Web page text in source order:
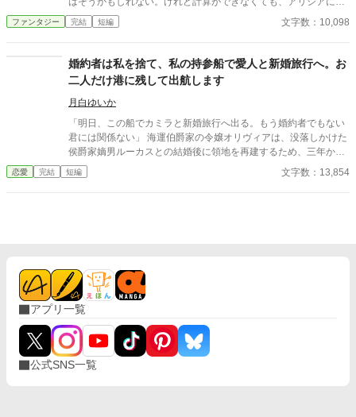
人の気持ちを読む能力がある。港湾都市ラグナールの役所に勤め
ることになり、数字に強いベテラン職員とともに、存分にその力
ファンタジー 完結 短編 文字数：10,098
婚約者は私を捨て、私の持参船で愛人と新婚旅行へ。お
二人だけ港に残して出航します
月白ゆいか
「明日、この船でカミラと新婚旅行へ出る。もう婚約者でもない
君には関係ない」 海運伯爵家の令嬢オリヴィアは、没落しかけた
侯爵家嫡男ルーカスとの結婚後に領地を再建するため、三年かけ
て持参船〈暁の鴎〉号を準備してきた。 船員をそろえ、航路を整
え、翌朝には嵐で被害を受けた島々へ出航する予定だった。船倉
鴎〉号を使うと告げた。 「この毛布、少し獣臭いのですもの」 カ
ミラも救援物資を邪魔扱いし、自分の衣装と家具を優先する。 け
れどルーカスは、大切な二つの事実を軽んじていた。 〈暁の鴎〉
号は、結婚が成立するまではオリヴィアの所有物。そして船員た
ちを雇っているのは、オリヴィアの実家である。 救援先を治める
フレデリック辺境伯は、島の備蓄があと二日だと伝えても、オリ
ヴィアへ命令しない。 「この船をどうするかは、あなたが決めて
恋愛 完結 短編 文字数：13,854
アプリ一覧
公式SNS一覧